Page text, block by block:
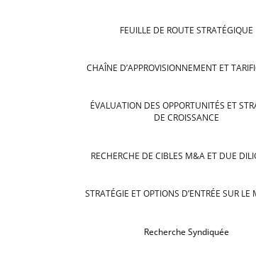
FEUILLE DE ROUTE STRATÉGIQUE
CHAÎNE D’APPROVISIONNEMENT ET
ÉVALUATION DES OPPORTUNITÉS ET
DE CROISSANCE
RECHERCHE DE CIBLES M&A ET DUE
STRATÉGIE ET OPTIONS D’ENTRÉE SUR LE
Recherche Syndiquée